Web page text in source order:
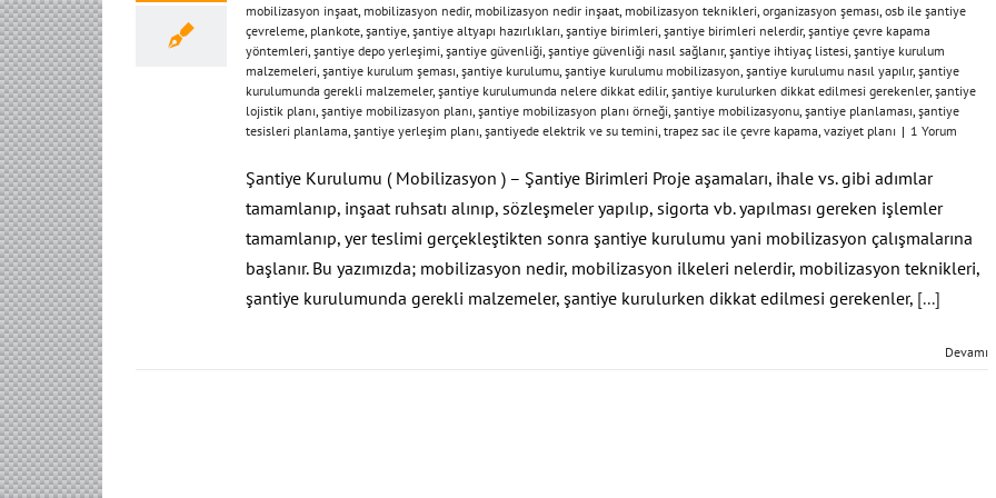
mobilizasyon inşaat, mobilizasyon nedir, mobilizasyon nedir inşaat, mobilizasyon teknikleri, organizasyon şeması, osb ile şantiye
çevreleme, plankote, şantiye, şantiye altyapı hazırlıkları, şantiye birimleri, şantiye birimleri nelerdir, şantiye çevre kapama
yöntemleri, şantiye depo yerleşimi, şantiye güvenliği, şantiye güvenliği nasıl sağlanır, şantiye ihtiyaç listesi, şantiye kurulum
malzemeleri, şantiye kurulum şeması, şantiye kurulumu, şantiye kurulumu mobilizasyon, şantiye kurulumu nasıl yapılır, şantiye
kurulumunda gerekli malzemeler, şantiye kurulumunda nelere dikkat edilir, şantiye kurulurken dikkat edilmesi gerekenler, şantiye
lojistik planı, şantiye mobilizasyon planı, şantiye mobilizasyon planı örneği, şantiye mobilizasyonu, şantiye planlaması, şantiye
tesisleri planlama, şantiye yerleşim planı, şantiyede elektrik ve su temini, trapez sac ile çevre kapama, vaziyet planı | 1 Yorum
Şantiye Kurulumu ( Mobilizasyon ) – Şantiye Birimleri Proje aşamaları, ihale vs. gibi adımlar
tamamlanıp, inşaat ruhsatı alınıp, sözleşmeler yapılıp, sigorta vb. yapılması gereken işlemler
tamamlanıp, yer teslimi gerçekleştikten sonra şantiye kurulumu yani mobilizasyon çalışmalarına
başlanır. Bu yazımızda; mobilizasyon nedir, mobilizasyon ilkeleri nelerdir, mobilizasyon teknikleri,
şantiye kurulumunda gerekli malzemeler, şantiye kurulurken dikkat edilmesi gerekenler, [...]
Devamı